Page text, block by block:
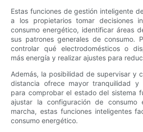
Estas funciones de gestión inteligente
a los propietarios tomar decisiones
consumo energético, identificar áreas
sus patrones generales de consumo.
controlar qué electrodomésticos o
más energía y realizar ajustes para
Además, la posibilidad de supervisar y
distancia ofrece mayor tranquilidad y
para comprobar el estado del sistema
ajustar la configuración de consumo
marcha, estas funciones inteligentes
consumo energético.